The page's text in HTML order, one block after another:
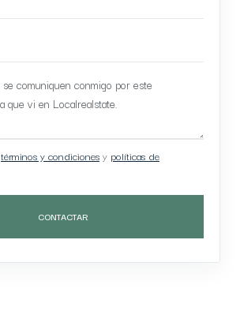
términos y condiciones y políticas de
CONTACTAR